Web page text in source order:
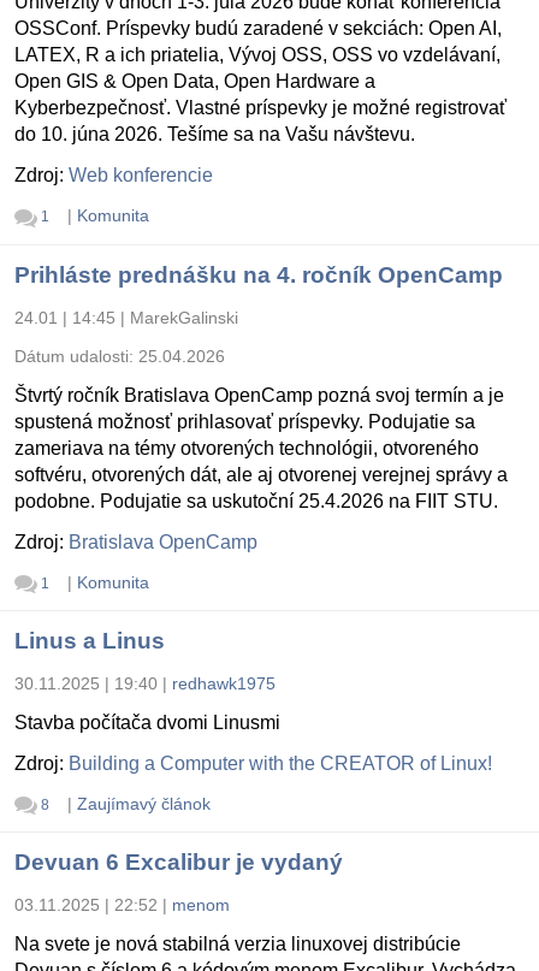
OSSConf. Príspevky budú zaradené v sekciách: Open AI,
LATEX, R a ich priatelia, Vývoj OSS, OSS vo vzdelávaní,
Open GIS & Open Data, Open Hardware a
Kyberbezpečnosť. Vlastné príspevky je možné registrovať
do 10. júna 2026. Tešíme sa na Vašu návštevu.
Zdroj: Web konferencie
1 | Komunita
Prihláste prednášku na 4. ročník OpenCamp
24.01 | 14:45 | MarekGalinski
Dátum udalosti: 25.04.2026
Štvrtý ročník Bratislava OpenCamp pozná svoj termín a je
spustená možnosť prihlasovať príspevky. Podujatie sa
zameriava na témy otvorených technológii, otvoreného
softvéru, otvorených dát, ale aj otvorenej verejnej správy a
podobne. Podujatie sa uskutoční 25.4.2026 na FIIT STU.
Zdroj: Bratislava OpenCamp
1 | Komunita
Linus a Linus
30.11.2025 | 19:40 | redhawk1975
Stavba počítača dvomi Linusmi
Zdroj: Building a Computer with the CREATOR of Linux!
8 | Zaujímavý článok
Devuan 6 Excalibur je vydaný
03.11.2025 | 22:52 | menom
Na svete je nová stabilná verzia linuxovej distribúcie